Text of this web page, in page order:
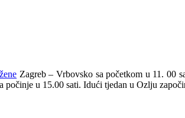
žene Zagreb – Vrbovsko sa početkom u 11. 00
u 15.00 sati. Idući tjedan u Ozlju